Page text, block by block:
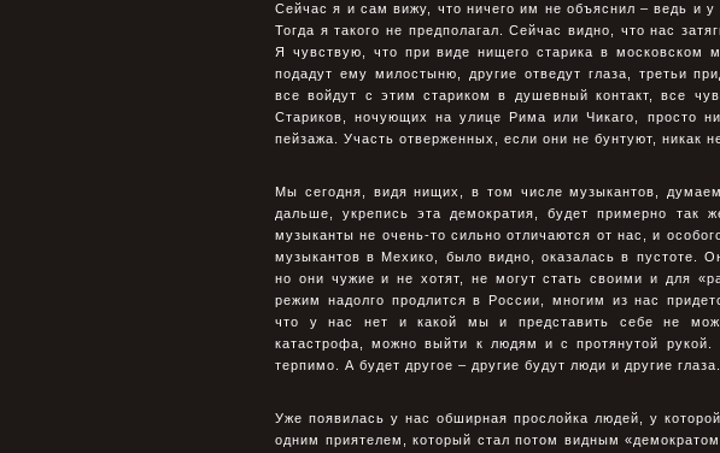
Сейчас я и сам вижу, что ничего им не объяснил – ведь и у
Тогда я такого не предполагал. Сейчас видно, что нас
Я чувствую, что при виде нищего старика в московском
подадут ему милостыню, другие отведут глаза, третьи
все войдут с этим стариком в душевный контакт, все
Стариков, ночующих на улице Рима или Чикаго, просто
пейзажа. Участь отверженных, если они не бунтуют, никак
Мы сегодня, видя нищих, в том числе музыкантов,
дальше, укрепись эта демократия, будет примерно так
музыканты не очень-то сильно отличаются от нас, и
музыкантов в Мехико, было видно, оказалась в пустоте.
но они чужие и не хотят, не могут стать своими и для
режим надолго продлится в России, многим из нас
что у нас нет и какой мы и представить себе не
катастрофа, можно выйти к людям и с протянутой
терпимо. А будет другое – другие будут люди и другие глаза.
Уже появилась у нас обширная прослойка людей, у
одним приятелем, который стал потом видным